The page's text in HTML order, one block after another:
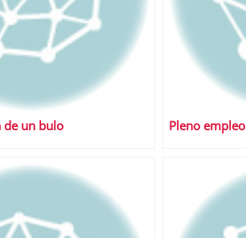
de un bulo Pleno empleo